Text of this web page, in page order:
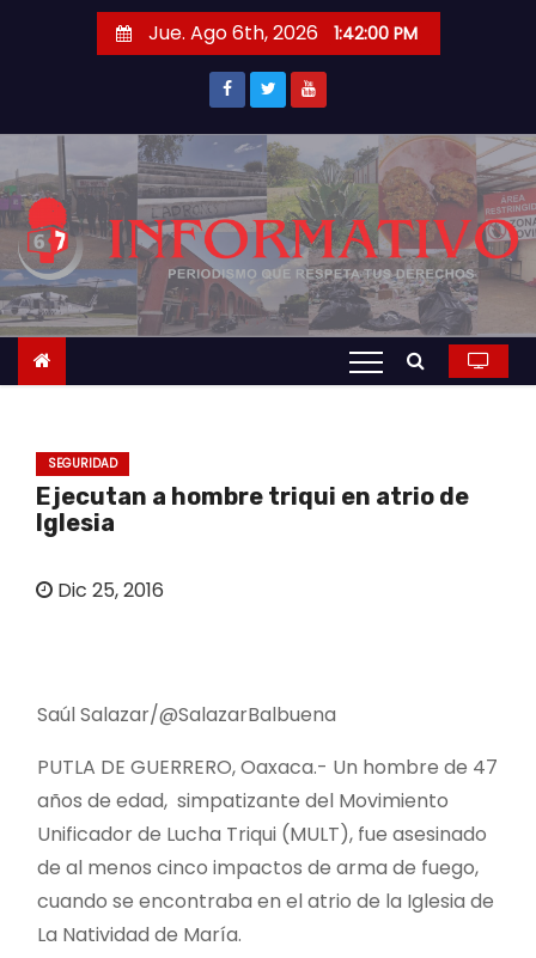
r
a
c
o
t
Jue. Ago 6th, 2026 1:42:00 PM
SEGURIDAD
Ejecutan a hombre triqui en atrio de
Iglesia
Dic 25, 2016
Saúl Salazar/@SalazarBalbuena
PUTLA DE GUERRERO, Oaxaca.- Un hombre de 47
años de edad, simpatizante del Movimiento
Unificador de Lucha Triqui (MULT), fue asesinado
de al menos cinco impactos de arma de fuego,
cuando se encontraba en el atrio de la Iglesia de
La Natividad de María.